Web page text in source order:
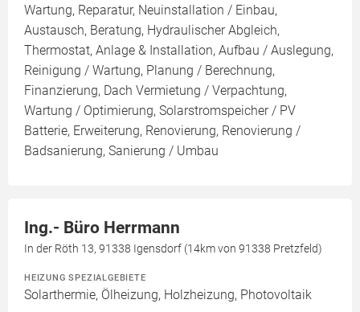
Wartung, Reparatur, Neuinstallation / Einbau,
Austausch, Beratung, Hydraulischer Abgleich,
Thermostat, Anlage & Installation, Aufbau / Auslegung,
Reinigung / Wartung, Planung / Berechnung,
Finanzierung, Dach Vermietung / Verpachtung,
Wartung / Optimierung, Solarstromspeicher / PV
Batterie, Erweiterung, Renovierung, Renovierung /
Badsanierung, Sanierung / Umbau
Ing.- Büro Herrmann
In der Röth 13, 91338 Igensdorf (14km von 91338 Pretzfeld)
HEIZUNG SPEZIALGEBIETE
Solarthermie, Ölheizung, Holzheizung, Photovoltaik